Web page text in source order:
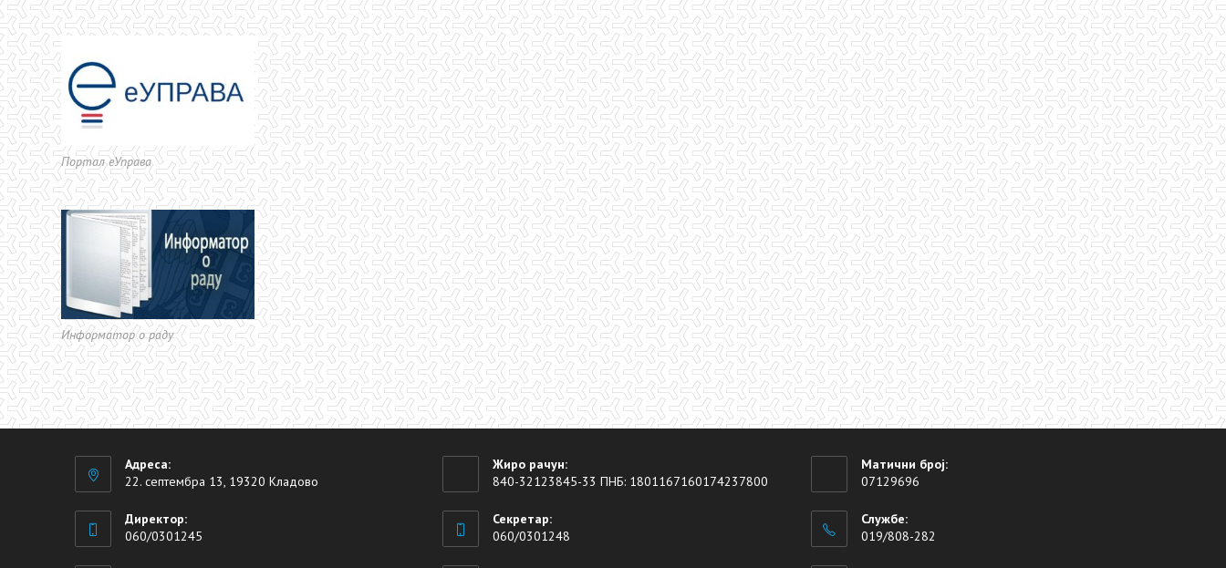
Портал еУправа
Информатор о раду
Адреса:
22. септембра 13, 19320 Кладово
Директор:
060/0301245
Жиро рачун:
840-32123845-33 ПНБ: 1801167160174237800
Секретар:
060/0301248
Матични број:
07129696
Службе:
019/808-282